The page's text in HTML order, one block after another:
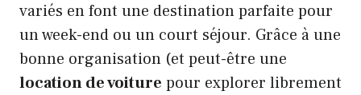
variés en font une destination parfaite pour
un week-end ou un court séjour. Grâce à une
bonne organisation (et peut-être une
location de voiture pour explorer librement